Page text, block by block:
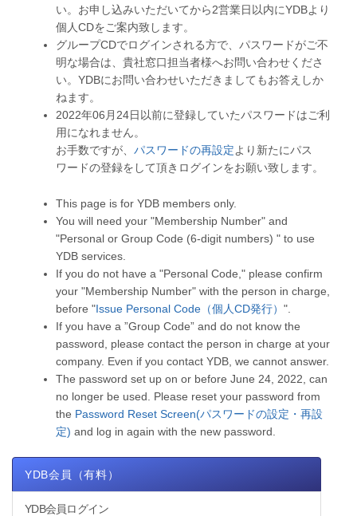
い。お申し込みいただいてから2営業日以内にYDBより
個人CDをご案内致します。
グループCDでログインされる方で、パスワードがご不
明な場合は、貴社窓口担当者様へお問い合わせくださ
い。YDBにお問い合わせいただきましてもお答えしか
ねます。
2022年06月24日以前に登録していたパスワードはご利
用になれません。
お手数ですが、 パスワードの再設定より新たにパス
ワードの登録をして頂きログインをお願い致します。
This page is for YDB members only.
You will need your "Membership Number" and
"Personal or Group Code (6-digit numbers) " to use
YDB services.
If you do not have a "Personal Code," please confirm
your "Membership Number" with the person in charge,
before "Issue Personal Code（個人CD発行） ".
If you have a ”Group Code” and do not know the
password, please contact the person in charge at your
company. Even if you contact YDB, we cannot answer.
The password set up on or before June 24, 2022, can
no longer be used. Please reset your password from
the Password Reset Screen(パスワードの設定・再設
定) and log in again with the new password.
YDB会員（有料）
YDB会員ログイン